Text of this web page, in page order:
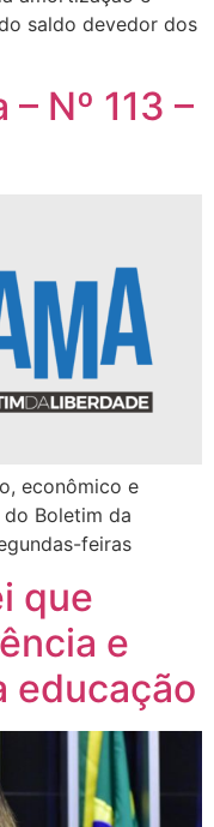
saldo devedor dos
Nº 113 –
econômico e
Boletim da
feiras
que
e
educação